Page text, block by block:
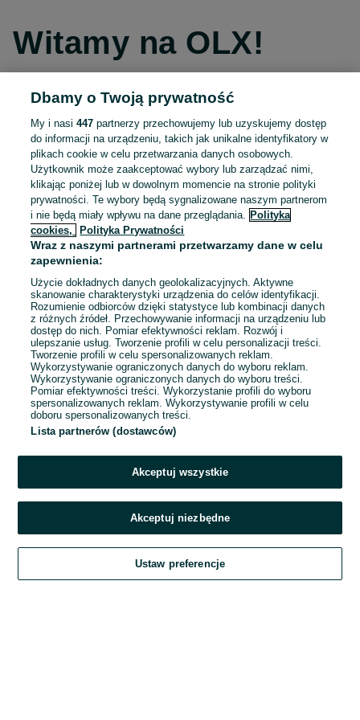
Witamy na OLX!
Kontynuuj przez Facebooka
Kontynuuj przez konto Apple
Kontynuuj przez konto Google
LUB
E-mail
Hasło
Zaloguj się
Kontynuując za pośrednictwem jednego z dostawców wskazanych powyżej,
OLX.pl w jego aktualnym brzmieniu.
Dbamy o Twoją prywatność
My i nasi447 partnerzy przechowujemy lub uzyskujemy dostęp
do informacji na urządzeniu, takich jak unikalne identyfikatory w
plikach cookie w celu przetwarzania danych osobowych.
Użytkownik może zaakceptować wybory lub zarządzać nimi,
klikając poniżej lub w dowolnym momencie na stronie polityki
prywatności. Te wybory będą sygnalizowane naszym partnerom
i nie będą miały wpływu na dane przeglądania.
Polityka
cookies,
Polityka Prywatności
Wraz z naszymi partnerami przetwarzamy dane w celu
zapewnienia:
Użycie dokładnych danych geolokalizacyjnych. Aktywne
skanowanie charakterystyki urządzenia do celów identyfikacji.
Rozumienie odbiorców dzięki statystyce lub kombinacji danych
z różnych źródeł. Przechowywanie informacji na urządzeniu lub
dostęp do nich. Pomiar efektywności reklam. Rozwój i
ulepszanie usług. Tworzenie profili w celu personalizacji treści.
Tworzenie profili w celu spersonalizowanych reklam.
Wykorzystywanie ograniczonych danych do wyboru reklam.
Wykorzystywanie ograniczonych danych do wyboru treści.
Pomiar efektywności treści. Wykorzystanie profili do wyboru
spersonalizowanych reklam. Wykorzystywanie profili w celu
doboru spersonalizowanych treści.
Lista partnerów (dostawców)
Akceptuj wszystkie
Akceptuj niezbędne
Ustaw preferencje